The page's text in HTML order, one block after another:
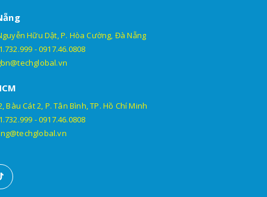
Hữu Dật, P. Hòa Cường, Đà Nẵng
-0917.46.0808
Bàu Cát 2, P. Tân Bình, TP. Hồ Chí Minh
-0917.46.0808